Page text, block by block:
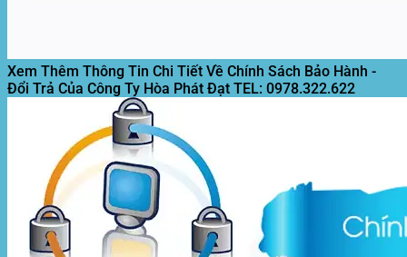
Xem Thêm Thông Tin Chi Tiết Về Chính Sách Bảo Hành -
Đổi Trả Của Công Ty Hòa Phát Đạt TEL: 0978.322.622